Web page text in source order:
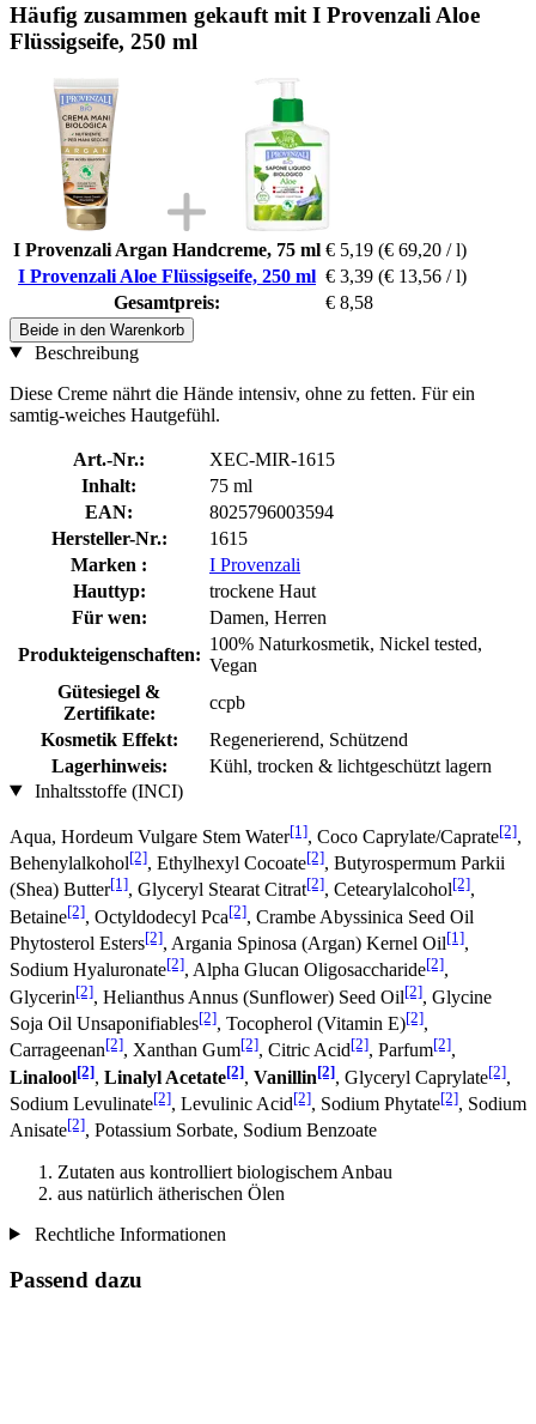
Häufig zusammen gekauft mit I Provenzali Aloe
Flüssigseife, 250 ml
I Provenzali Argan Handcreme, 75 ml € 5,19 (€ 69,20 / l)
I Provenzali Aloe Flüssigseife, 250 ml € 3,39 (€ 13,56 / l)
Gesamtpreis:
€ 8,58
Beide in den Warenkorb
Beschreibung
Diese Creme nährt die Hände intensiv, ohne zu fetten. Für ein
samtig-weiches Hautgefühl.
Art.-Nr.:
XEC-MIR-1615
Inhalt:
75 ml
EAN:
8025796003594
Hersteller-Nr.:
1615
Marken :
I Provenzali
Hauttyp:
trockene Haut
Für wen:
Damen, Herren
Produkteigenschaften:
100% Naturkosmetik, Nickel tested,
Vegan
Gütesiegel &
Zertifikate:
ccpb
Kosmetik Effekt:
Regenerierend, Schützend
Lagerhinweis:
Kühl, trocken & lichtgeschützt lagern
Inhaltsstoffe (INCI)
Aqua, Hordeum Vulgare Stem Water[1], Coco Caprylate/Caprate[2],
Behenylalkohol[2], Ethylhexyl Cocoate[2], Butyrospermum Parkii
(Shea) Butter[1], Glyceryl Stearat Citrat[2], Cetearylalcohol[2],
Betaine[2], Octyldodecyl Pca[2], Crambe Abyssinica Seed Oil
Phytosterol Esters[2], Argania Spinosa (Argan) Kernel Oil[1],
Sodium Hyaluronate[2], Alpha Glucan Oligosaccharide[2],
Glycerin[2], Helianthus Annus (Sunflower) Seed Oil[2], Glycine
Soja Oil Unsaponifiables[2], Tocopherol (Vitamin E)[2],
Carrageenan[2], Xanthan Gum[2], Citric Acid[2], Parfum[2],
Linalool[2], Linalyl Acetate[2], Vanillin[2], Glyceryl Caprylate[2],
Sodium Levulinate[2], Levulinic Acid[2], Sodium Phytate[2], Sodium
Anisate[2], Potassium Sorbate, Sodium Benzoate
Zutaten aus kontrolliert biologischem Anbau
aus natürlich ätherischen Ölen
Rechtliche Informationen
Passend dazu